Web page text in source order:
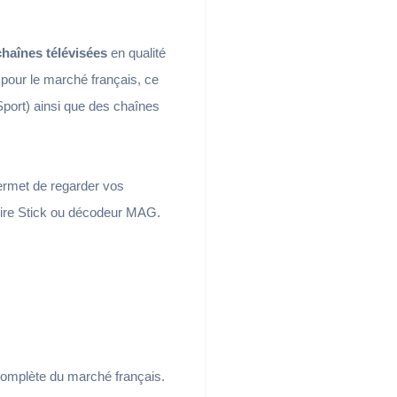
télévisées en qualité
le marché français, ce
ainsi que des chaînes
de regarder vos
Stick ou décodeur MAG.
du marché français.